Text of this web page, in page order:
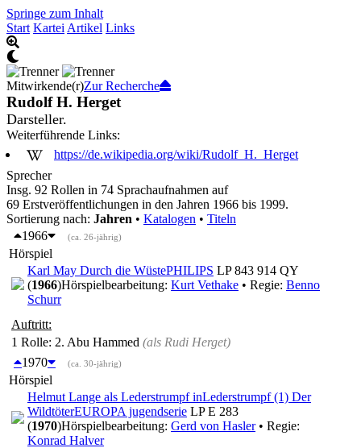
Springe zum Inhalt
Start Kartei Artikel Links
Mitwirkende(r)Zur Recherche
Rudolf H. Herget
Darsteller.
Weiterführende Links:
https://de.wikipedia.org/wiki/Rudolf_H._Herget
Sprecher
Insg. 92 Rollen in 74 Sprachaufnahmen auf
69 Erstveröffentlichungen in den Jahren 1966 bis 1999.
Sortierung nach: Jahren • Katalogen • Titeln
1966
(ca. 26-jährig)
Hörspiel
Karl May Durch die WüstePHILIPS LP 843 914 QY
(1966)Hörspielbearbeitung: Kurt Vethake • Regie: Benno
Schurr
Auftritt:
1 Rolle: 2. Abu Hammed (als Rudi Herget)
1970
(ca. 30-jährig)
Hörspiel
Helmut Lange als Lederstrumpf inLederstrumpf (1) Der
WildtöterEUROPA jugendserie LP E 283
(1970)Hörspielbearbeitung: Gerd von Hasler• Regie:
Konrad Halver